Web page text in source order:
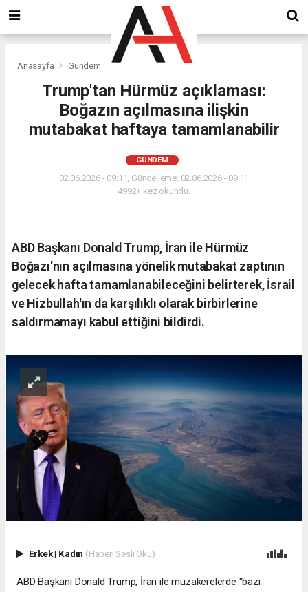
Anasayfa Gündem
Trump'tan Hürmüz açıklaması:
Boğazın açılmasına ilişkin
mutabakat haftaya tamamlanabilir
GÜNDEM
02.06.2026 - 09:11, Güncelleme: 02.06.2026 - 09:11
4992+ kez okundu.
ABD Başkanı Donald Trump, İran ile Hürmüz
Boğazı'nın açılmasına yönelik mutabakat zaptının
gelecek hafta tamamlanabileceğini belirterek, İsrail
ve Hizbullah'ın da karşılıklı olarak birbirlerine
saldırmamayı kabul ettiğini bildirdi.
Erkek| Kadın (Haberi Sesli Oku)
ABD Başkanı Donald Trump, İran ile müzakerelerde "bazı